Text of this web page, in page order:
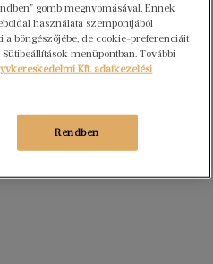
gomb megnyomásával. Ennek
használata szempontjából
a böngészőjébe, de cookie-preferenciáit
menüpontban. További
Kft. adatkezelési
Rendben